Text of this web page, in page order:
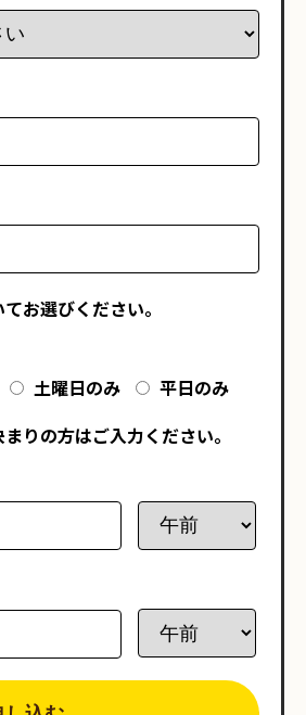
お選びください。
土曜日のみ
平日のみ
りの方はご入力ください。